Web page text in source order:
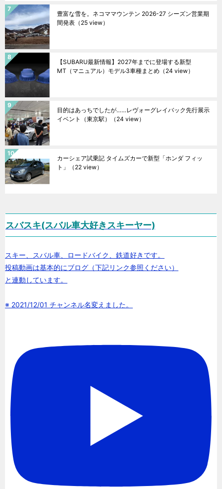
豊富な雪を。ネコママウンテン 2026-27 シーズン営業期
間発表 （25 view）
【SUBARU最新情報】2027年までに登場する新型
MT（マニュアル）モデル3車種まとめ （24 view）
目的はあっちでしたが……レヴォーグレイバック先行展示
イベント（東京駅）
（24 view）
カーシェア試乗記 タイムズカーで新型「ホンダ フィッ
ト」
（22 view）
スバスキ(スバル車大好きスキーヤー)
スキー、スバル車、ロードバイク、鉄道好きです。
投稿動画は基本的にブログ（下記リンク参照ください）
と連動しています。
※ 2021/12/01 チャンネル名変えました。